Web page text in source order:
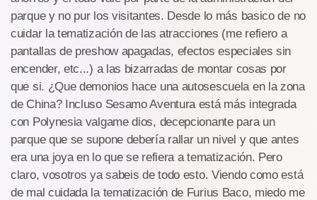
parque y no pur los visitantes. Desde lo más basico de no
cuidar la tematización de las atracciones (me refiero a
pantallas de preshow apagadas, efectos especiales sin
encender, etc...) a las bizarradas de montar cosas por
que si. ¿Que demonios hace una autosescuela en la zona
de China? Incluso Sesamo Aventura está más integrada
con Polynesia valgame dios, decepcionante para un
parque que se supone debería rallar un nivel y que antes
era una joya en lo que se refiera a tematización. Pero
claro, vosotros ya sabeis de todo esto. Viendo como está
de mal cuidada la tematización de Furius Baco, miedo me